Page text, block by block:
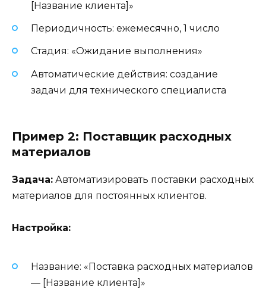
[Название клиента]»
Периодичность: ежемесячно, 1 число
Стадия: «Ожидание выполнения»
Автоматические действия: создание
задачи для технического специалиста
Пример 2: Поставщик расходных
материалов
Задача: Автоматизировать поставки расходных
материалов для постоянных клиентов.
Настройка:
Название: «Поставка расходных материалов
— [Название клиента]»